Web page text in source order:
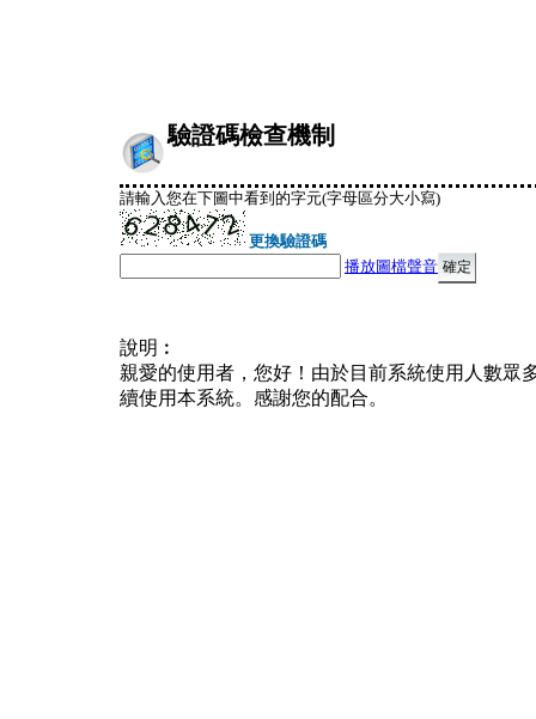
驗證碼檢查機制
請輸入您在下圖中看到的字元(字母區分大小寫)
更換驗證碼
播放圖檔聲音
說明︰
親愛的使用者，您好！由於目前系統使用人數眾
續使用本系統。感謝您的配合。